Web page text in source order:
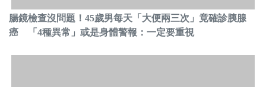
腸鏡檢查沒問題！45歲男每天「大便兩三次」竟確診胰腺
癌 「4種異常」或是身體警報：一定要重視